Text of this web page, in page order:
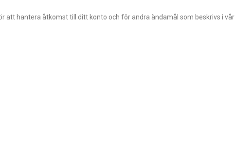
hantera åtkomst till ditt konto och för andra ändamål som beskrivs i vår